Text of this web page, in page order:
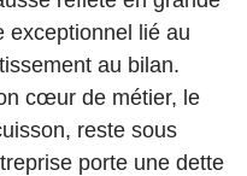
exceptionnel lié au
au bilan.
cœur de métier, le
reste sous
porte une dette